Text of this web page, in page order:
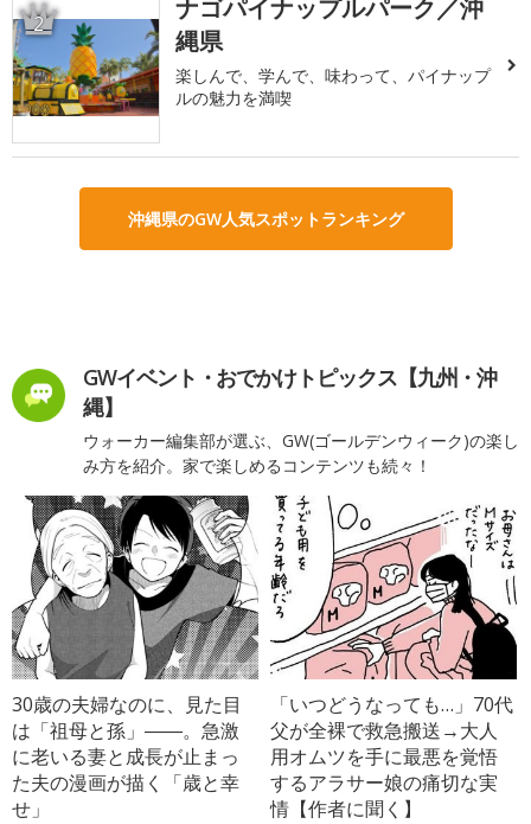
2
ナゴパイナップルパーク／沖
縄県
楽しんで、学んで、味わって、パイナップ
ルの魅力を満喫
沖縄県のGW人気スポットランキング
GWイベント・おでかけトピックス【九州・沖
縄】
ウォーカー編集部が選ぶ、GW(ゴールデンウィーク)の楽し
み方を紹介。家で楽しめるコンテンツも続々！
30歳の夫婦なのに、見た目
は「祖母と孫」――。急激
に老いる妻と成長が止まっ
た夫の漫画が描く「歳と幸
せ」
「いつどうなっても…」70代
父が全裸で救急搬送→大人
用オムツを手に最悪を覚悟
するアラサー娘の痛切な実
情【作者に聞く】